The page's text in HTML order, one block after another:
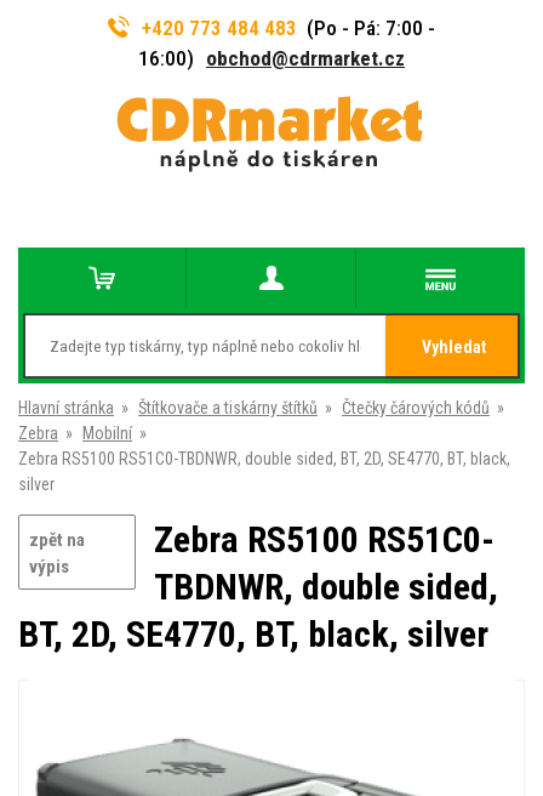
+420 773 484 483 (Po - Pá: 7:00 -
16:00) obchod@cdrmarket.cz
Vyhledat
Hlavní stránka » Štítkovače a tiskárny štítků » Čtečky čárových kódů »
Zebra » Mobilní »
Zebra RS5100 RS51C0-TBDNWR, double sided, BT, 2D, SE4770, BT, black,
silver
zpět na
výpis
Zebra RS5100 RS51C0-
TBDNWR, double sided,
BT, 2D, SE4770, BT, black, silver